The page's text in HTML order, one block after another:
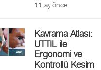
11 ay önce
Kavrama Atlası:
UTTIL ile
Ergonomi ve
Kontrollü Kesim